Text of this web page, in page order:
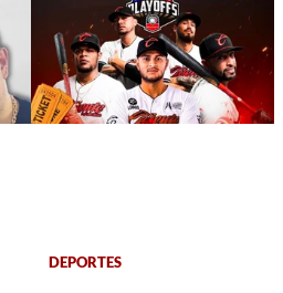
DEPORTES